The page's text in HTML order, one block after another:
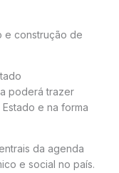
e construção de
poderá trazer
e na forma
da agenda
e social no país.